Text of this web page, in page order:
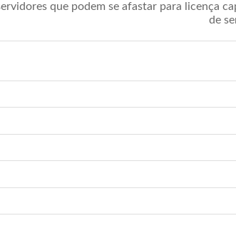
que podem se afastar para licença
de